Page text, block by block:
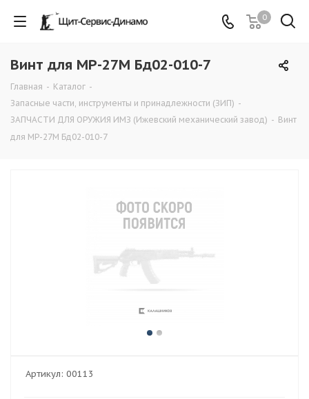
0
Винт для MP-27M Бд02-010-7
Главная - Каталог -
Запасные части, инструменты и принадлежности (ЗИП) -
ЗАПЧАСТИ ДЛЯ ОРУЖИЯ ИМЗ (Ижевский механический завод) - Винт
для MP-27M Бд02-010-7
Артикул: 00113